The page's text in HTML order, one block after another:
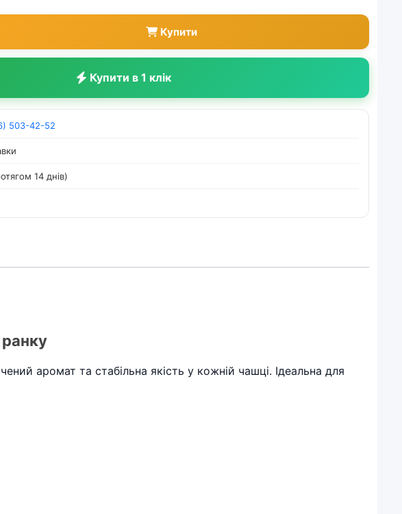
Купити
Купити в 1 клік
503-42-52
14 днів)
аромат та стабільна якість у кожній чашці. Ідеальна для